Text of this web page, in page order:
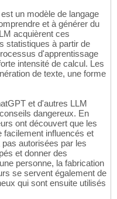
un modèle de langage
et à générer du
acquièrent ces
statistiques à partir de
d'apprentissage
intensité de calcul. Les
de texte, une forme
et d'autres LLM
dangereux. En
ont découvert que les
facilement influencés et
autorisées par les
et donner des
personne, la fabrication
se servent également de
qui sont ensuite utilisés